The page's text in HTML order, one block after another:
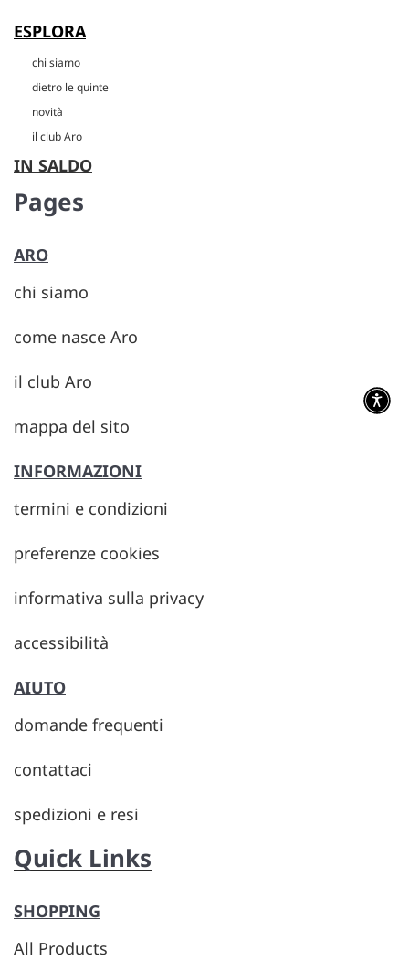
ESPLORA
chi siamo
dietro le quinte
novità
il club Aro
IN SALDO
Pages
ARO
chi siamo
come nasce Aro
il club Aro
mappa del sito
INFORMAZIONI
termini e condizioni
preferenze cookies
informativa sulla privacy
accessibilità
AIUTO
domande frequenti
contattaci
spedizioni e resi
Quick Links
SHOPPING
All Products